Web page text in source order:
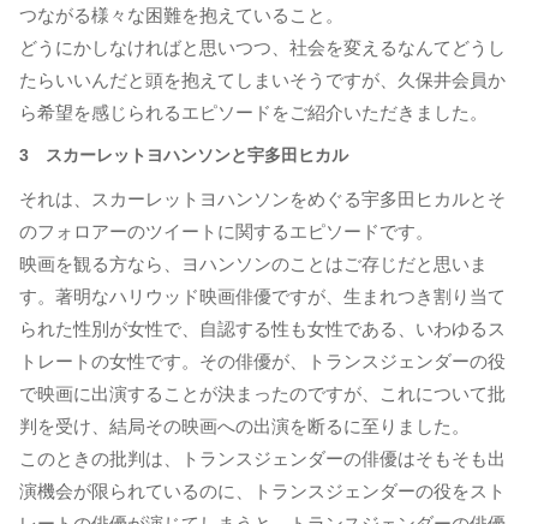
つながる様々な困難を抱えていること。
どうにかしなければと思いつつ、社会を変えるなんてどうし
たらいいんだと頭を抱えてしまいそうですが、久保井会員か
ら希望を感じられるエピソードをご紹介いただきました。
3 スカーレットヨハンソンと宇多田ヒカル
それは、スカーレットヨハンソンをめぐる宇多田ヒカルとそ
のフォロアーのツイートに関するエピソードです。
映画を観る方なら、ヨハンソンのことはご存じだと思いま
す。著明なハリウッド映画俳優ですが、生まれつき割り当て
られた性別が女性で、自認する性も女性である、いわゆるス
トレートの女性です。その俳優が、トランスジェンダーの役
で映画に出演することが決まったのですが、これについて批
判を受け、結局その映画への出演を断るに至りました。
このときの批判は、トランスジェンダーの俳優はそもそも出
演機会が限られているのに、トランスジェンダーの役をスト